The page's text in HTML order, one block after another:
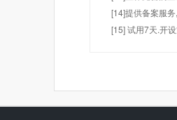
[14]提供备案服
[15] 试用7天.开